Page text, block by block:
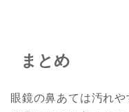
まとめ
眼鏡の鼻あては汚れ